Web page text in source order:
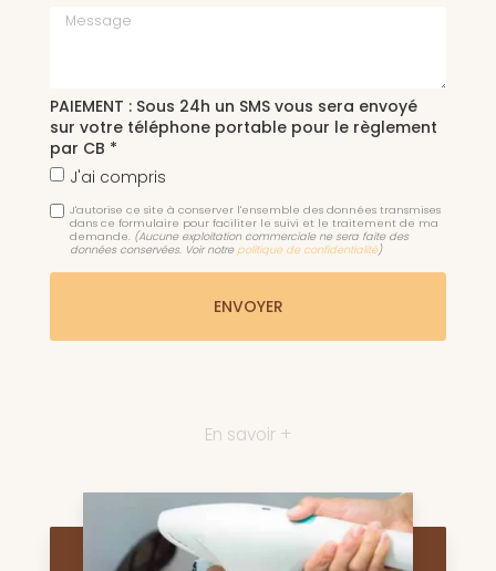
Message
PAIEMENT : Sous 24h un SMS vous sera envoyé
sur votre téléphone portable pour le règlement
par CB *
J'ai compris
J'autorise ce site à conserver l'ensemble des données transmises
dans ce formulaire pour faciliter le suivi et le traitement de ma
demande. (Aucune exploitation commerciale ne sera faite des
données conservées. Voir notre politique de confidentialité)
En savoir +